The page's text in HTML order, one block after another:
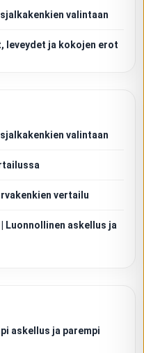
valintaan
leveydet ja kokojen erot
valintaan
vertailu
Luonnollinen askellus ja
askellus ja parempi